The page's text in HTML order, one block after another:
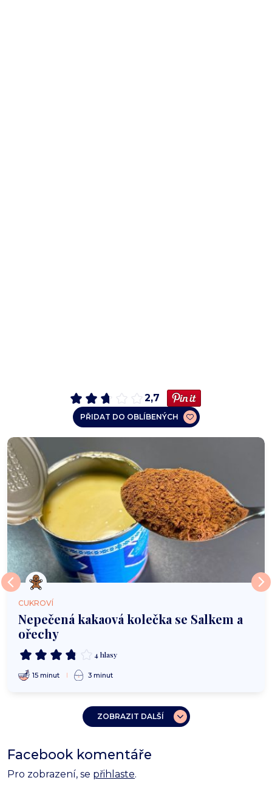
2,7
PŘIDAT DO OBLÍBENÝCH
CUKROVÍ
Nepečená kakaová kolečka se Salkem a
ořechy
4 hlasy
15 minut 3 minut
ZOBRAZIT DALŠÍ
Facebook komentáře
Pro zobrazení, se přihlaste.